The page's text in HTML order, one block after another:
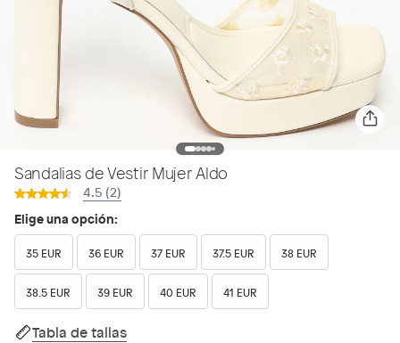
Sandalias de Vestir Mujer Aldo
4.5 (2)
Elige una opción:
35 EUR 36 EUR 37 EUR 37.5 EUR 38 EUR
38.5 EUR 39 EUR 40 EUR 41 EUR
Tabla de tallas